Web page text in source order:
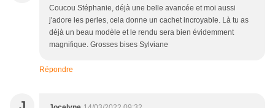
Coucou Stéphanie, déjà une belle avancée et moi aussi
j'adore les perles, cela donne un cachet incroyable. Là tu as
déjà un beau modèle et le rendu sera bien évidemment
magnifique. Grosses bises Sylviane
Répondre